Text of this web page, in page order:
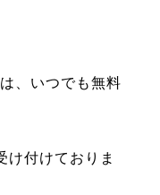
、いつでも無料
け付けておりま